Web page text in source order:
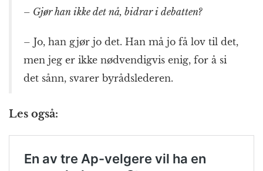
– Gjør han ikke det nå, bidrar i debatten?
– Jo, han gjør jo det. Han må jo få lov til det,
men jeg er ikke nødvendigvis enig, for å si
det sånn, svarer byrådslederen.
Les også: